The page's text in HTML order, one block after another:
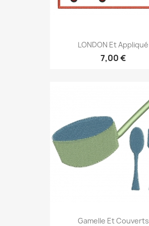
LONDON Et Appliqué
7,00 €
Gamelle Et Couverts